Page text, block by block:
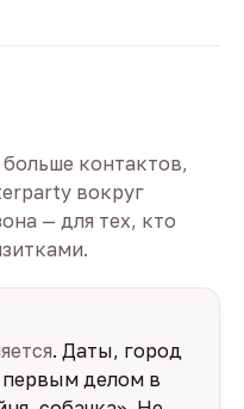
контактов,
вокруг
— для тех, кто
. Даты, город
первым делом в